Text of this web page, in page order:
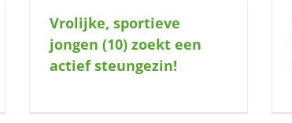
Vrolijke, sportieve
jongen (10) zoekt een
actief steungezin!